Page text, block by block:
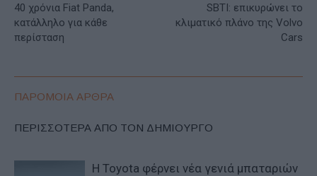
40 χρόνια Fiat Panda,
κατάλληλο για κάθε
περίσταση
SBTI: επικυρώνει το
κλιματικό πλάνο της Volvo
Cars
ΠΑΡΟΜΟΙΑ ΑΡΘΡΑ
ΠΕΡΙΣΣΟΤΕΡΑ ΑΠΟ ΤΟΝ ΔΗΜΙΟΥΡΓΟ
Η Toyota φέρνει νέα γενιά μπαταριών